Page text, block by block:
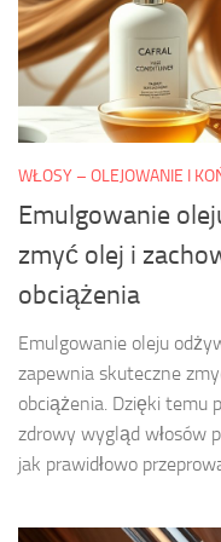
WŁOSY – OLEJOWANIE I
Emulgowanie
zmyć olej i
obciążenia
Emulgowanie oleju
zapewnia skuteczne
obciążenia. Dzięki temu
zdrowy wygląd włosów
jak prawidłowo